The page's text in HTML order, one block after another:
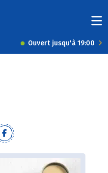
Ouvert jusqu'à 19:00